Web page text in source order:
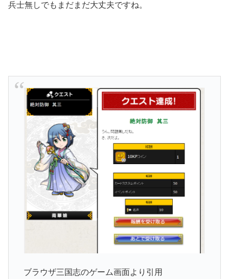
兵士無しでもまだまだ大丈夫ですね。
ブラウザ三国志のゲーム画面より引用